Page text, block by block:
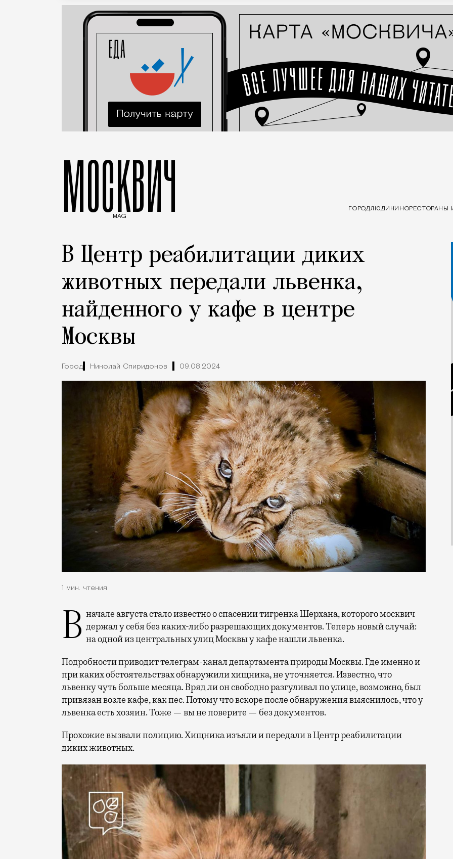
МОСКВИЧ
MAG
ГОРОДЛЮДИ КИНОРЕСТОРАНЫ
В Центр реабилитации диких
животных передали львенка,
найденного у кафе в центре
Москвы
Город Николай Спиридонов 09.08.2024
1 мин. чтения
В начале августа стало известно о спасении тигренка Шерхана, которого москвич держал у себя без каких-либо разрешающих документов. Теперь новый случай:
на одной из центральных улиц Москвы у кафе нашли львенка.
Подробности приводит телеграм-канал департамента природы Москвы. Где именно и
при каких обстоятельствах обнаружили хищника, не уточняется. Известно, что
львенку чуть больше месяца. Вряд ли он свободно разгуливал по улице, возможно, был
привязан возле кафе, как пес. Потому что вскоре после обнаружения выяснилось, что у
львенка есть хозяин. Тоже — вы не поверите — без документов.
Прохожие вызвали полицию. Хищника изъяли и передали в Центр реабилитации
диких животных.